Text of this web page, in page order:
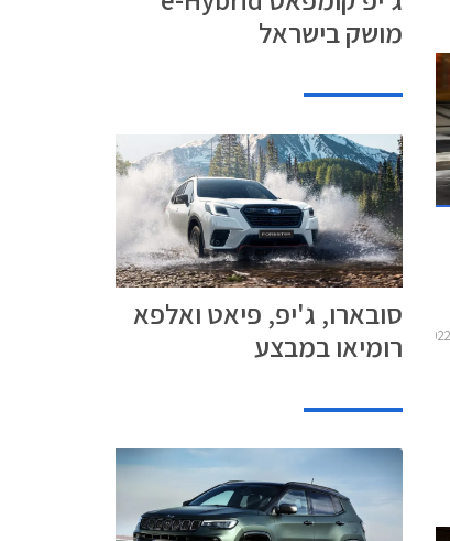
מושק בישראל
סובארו, ג'יפ, פיאט ואלפא
רומיאו במבצע